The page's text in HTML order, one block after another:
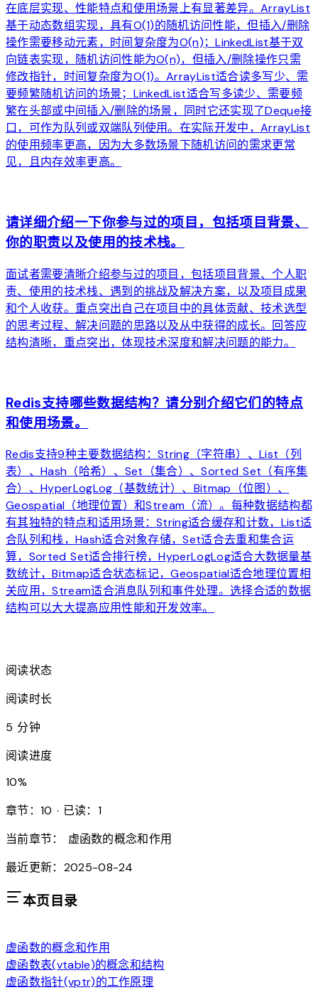
在底层实现、性能特点和使用场景上有显著差异。ArrayList
基于动态数组实现，具有O(1)的随机访问性能，但插入/删除
操作需要移动元素，时间复杂度为O(n)；LinkedList基于双
向链表实现，随机访问性能为O(n)，但插入/删除操作只需
修改指针，时间复杂度为O(1)。ArrayList适合读多写少、需
要频繁随机访问的场景；LinkedList适合写多读少、需要频
繁在头部或中间插入/删除的场景，同时它还实现了Deque接
口，可作为队列或双端队列使用。在实际开发中，ArrayList
的使用频率更高，因为大多数场景下随机访问的需求更常
见，且内存效率更高。
请详细介绍一下你参与过的项目，包括项目背景、
你的职责以及使用的技术栈。
面试者需要清晰介绍参与过的项目，包括项目背景、个人职
责、使用的技术栈、遇到的挑战及解决方案，以及项目成果
和个人收获。重点突出自己在项目中的具体贡献、技术选型
的思考过程、解决问题的思路以及从中获得的成长。回答应
结构清晰，重点突出，体现技术深度和解决问题的能力。
Redis支持哪些数据结构？请分别介绍它们的特点
和使用场景。
Redis支持9种主要数据结构：String（字符串）、List（列
表）、Hash（哈希）、Set（集合）、Sorted Set（有序集
合）、HyperLogLog（基数统计）、Bitmap（位图）、
Geospatial（地理位置）和Stream（流）。每种数据结构都
有其独特的特点和适用场景：String适合缓存和计数，List适
合队列和栈，Hash适合对象存储，Set适合去重和集合运
算，Sorted Set适合排行榜，HyperLogLog适合大数据量基
数统计，Bitmap适合状态标记，Geospatial适合地理位置相
关应用，Stream适合消息队列和事件处理。选择合适的数据
结构可以大大提高应用性能和开发效率。
阅读状态
阅读时长
5 分钟
阅读进度
10%
章节：10 · 已读：1
当前章节：
虚函数的概念和作用
最近更新：2025-08-24
本页目录
虚函数的概念和作用
虚函数表(vtable)的概念和结构
虚函数指针(vptr)的工作原理